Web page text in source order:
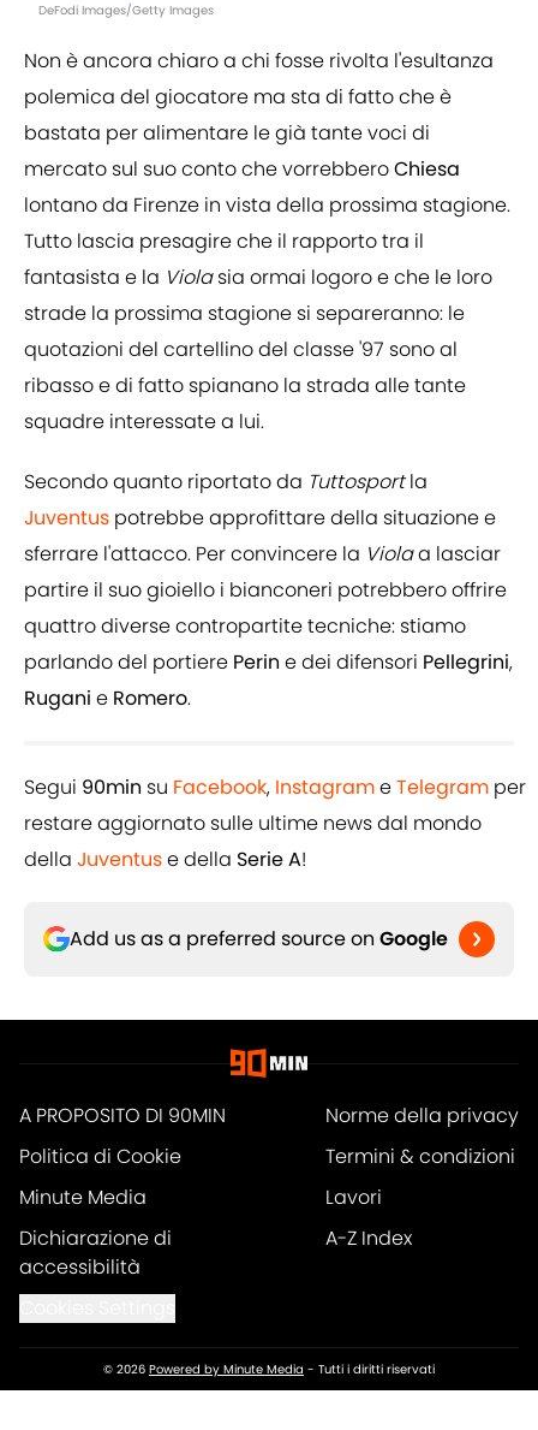
DeFodi Images/Getty Images
Non è ancora chiaro a chi fosse rivolta l'esultanza
polemica del giocatore ma sta di fatto che è
bastata per alimentare le già tante voci di
mercato sul suo conto che vorrebberoChiesa
lontano da Firenze in vista della prossima stagione.
Tutto lascia presagire che il rapporto tra il
fantasista e la Violasia ormai logoro e che le loro
strade la prossima stagione si separeranno: le
quotazioni del cartellino del classe '97 sono al
ribasso e di fatto spianano la strada alle tante
squadre interessate a lui.
Secondo quanto riportato da Tuttosportla
Juventus potrebbe approfittare della situazione e
sferrare l'attacco. Per convincere la Violaa lasciar
partire il suo gioiello i bianconeri potrebbero offrire
quattro diverse contropartite tecniche: stiamo
parlando del portiere Perin e dei difensori Pellegrini,
Rugani e Romero.
Segui 90min su Facebook, InstagrameTelegram per
restare aggiornato sulle ultime news dal mondo
della Juventuse della Serie A!
Add us as a preferred source on Google
A PROPOSITO DI 90MIN
Norme della privacy
Politica di Cookie
Termini & condizioni
Minute Media
Lavori
Dichiarazione di
accessibilità
A-Z Index
© 2026 Powered by Minute Media - Tutti i diritti riservati